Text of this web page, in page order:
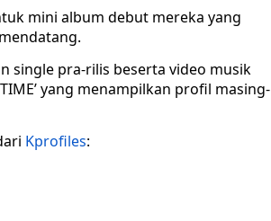
mini album debut mereka yang
single pra-rilis beserta video musik
yang menampilkan profil masing-
Kprofiles: